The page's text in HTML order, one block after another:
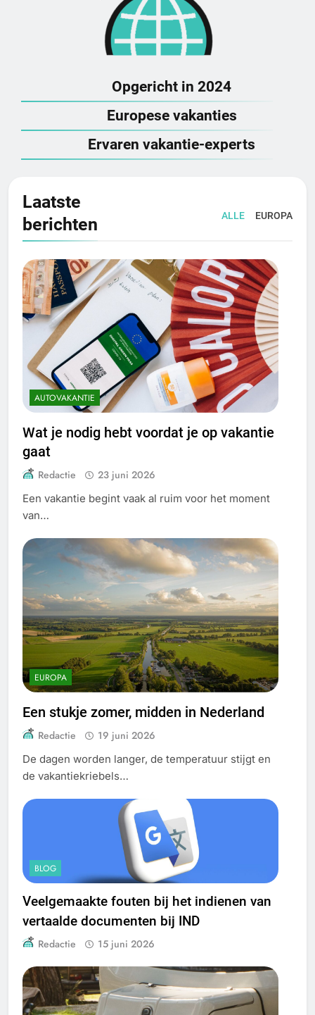
Opgericht in 2024
Europese vakanties
Ervaren vakantie-experts
Laatste
berichten
ALLE EUROPA
AUTOVAKANTIE
Wat je nodig hebt voordat je op vakantie
gaat
Redactie 23 juni 2026
Een vakantie begint vaak al ruim voor het moment
van…
EUROPA
Een stukje zomer, midden in Nederland
Redactie 19 juni 2026
De dagen worden langer, de temperatuur stijgt en
de vakantiekriebels…
BLOG
Veelgemaakte fouten bij het indienen van
vertaalde documenten bij IND
Redactie 15 juni 2026